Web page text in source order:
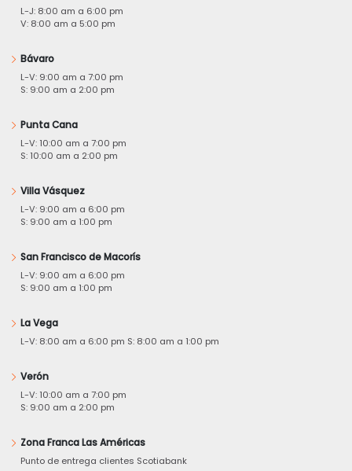
L-J: 8:00 am a 6:00 pm
V: 8:00 am a 5:00 pm
Bávaro
L-V: 9:00 am a 7:00 pm
S: 9:00 am a 2:00 pm
Punta Cana
L-V: 10:00 am a 7:00 pm
S: 10:00 am a 2:00 pm
Villa Vásquez
L-V: 9:00 am a 6:00 pm
S: 9:00 am a 1:00 pm
San Francisco de Macorís
L-V: 9:00 am a 6:00 pm
S: 9:00 am a 1:00 pm
La Vega
L-V: 8:00 am a 6:00 pm S: 8:00 am a 1:00 pm
Verón
L-V: 10:00 am a 7:00 pm
S: 9:00 am a 2:00 pm
Zona Franca Las Américas
Punto de entrega clientes Scotiabank